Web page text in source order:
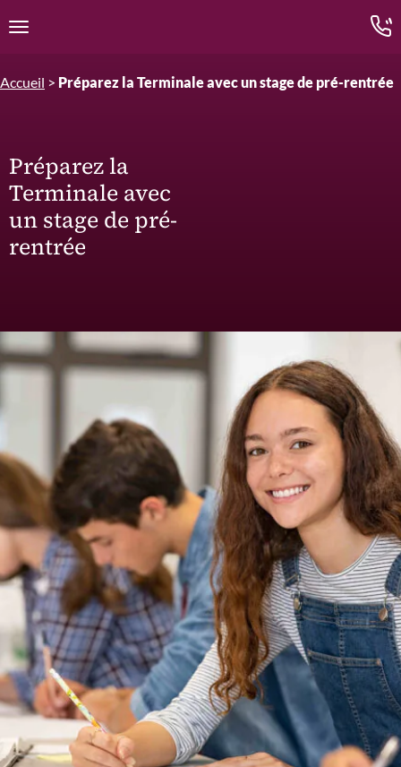
Ouvrir la navigation
Accueil > Préparez la Terminale avec un stage de pré-rentrée
Préparez la
Terminale avec
un stage de pré-
rentrée